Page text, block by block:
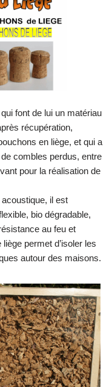
font de lui un matériau
récupération,
en liège, et qui a
combles perdus, entre
pour la réalisation de
il est
bio dégradable,
au feu et
permet d’isoler les
autour des maisons.